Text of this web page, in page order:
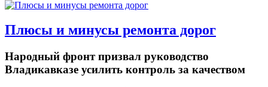
Плюсы и минусы ремонта дорог
Народный фронт призвал руководство
Владикавказе усилить контроль за качеством